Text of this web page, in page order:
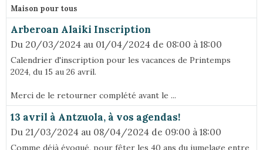
Maison pour tous
Arberoan Alaiki Inscription
Du 20/03/2024 au 01/04/2024 de 08:00 à 18:00
Calendrier d'inscription pour les vacances de Printemps
2024, du 15 au 26 avril.
Merci de le retourner complété avant le ...
13 avril à Antzuola, à vos agendas!
Du 21/03/2024 au 08/04/2024 de 09:00 à 18:00
Comme déjà évoqué, pour fêter les 40 ans du jumelage entre